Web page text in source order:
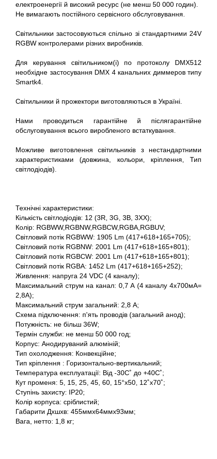
електроенергії й високий ресурс (не менш 50 000 годин).
Не вимагають постійного сервісного обслуговування.
Світильники застосовуються спільно зі стандартними 24V
RGBW контролерами різних виробників.
Для керування світильником(і) по протоколу DMX512
необхідне застосування DMX 4 канальних диммеров типу
Smartk4.
Світильники й прожектори виготовляються в Україні.
Нами проводиться гарантійне й післягарантійне
обслуговування всього виробленого встаткування.
Можливе виготовлення світильників з нестандартними
характеристиками (довжина, кольори, кріплення, Тип
світлодіодів).
Технічні характеристики:
Кількість світлодіодів: 12 (3R, 3G, 3B, 3XX);
Колір: RGBWW,RGBNW,RGBCW,RGBA,RGBUV;
Світловий потік RGBWW: 1905 Lm (417+618+165+705);
Світловий потік RGBNW: 2001 Lm (417+618+165+801);
Світловий потік RGBCW: 2001 Lm (417+618+165+801);
Світловий потік RGBA: 1452 Lm (417+618+165+252);
Живлення: напруга 24 VDC (4 каналу);
Максимальний струм на канал: 0,7 А (4 каналу 4x700мА=
2,8A);
Максимальний струм загальний: 2,8 А;
Схема підключення: п'ять проводів (загальний анод);
Потужність: не більш 36W;
Термін служби: не менш 50 000 год;
Корпус: Анодируваний алюміній;
Тип охолодження: Конвекційне;
Тип кріплення : Горизонтально-вертикальний;
Температура експлуатації: Від -30С˚ до +40С˚;
Кут променя: 5, 15, 25, 45, 60, 15°x50, 12˚x70˚;
Ступінь захисту: IP20;
Колір корпуса: сріблистий;
Габарити Дхшхв: 455ммх64ммх93мм;
Вага, нетто: 1,8 кг;